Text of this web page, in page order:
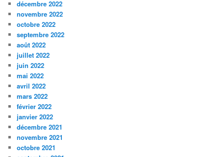
décembre 2022
novembre 2022
octobre 2022
septembre 2022
août 2022
juillet 2022
juin 2022
mai 2022
avril 2022
mars 2022
février 2022
janvier 2022
décembre 2021
novembre 2021
octobre 2021